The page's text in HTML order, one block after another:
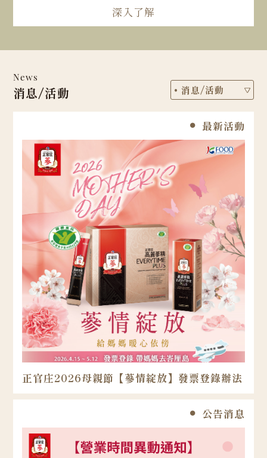
深入了解
News
消息/活動
最新活動
正官庄2026母親節【蔘情綻放】發票登錄辦法
公告消息